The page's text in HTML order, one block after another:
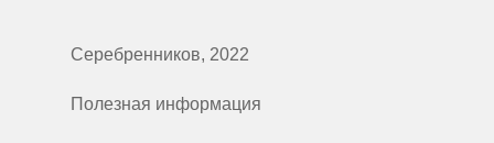
Полезная информация
Серебренников, 2022